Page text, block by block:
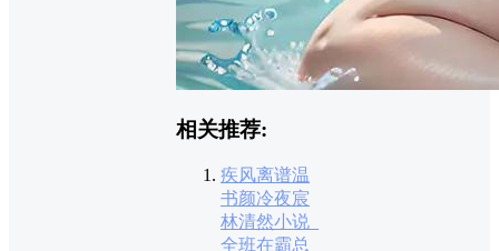
相关推荐:
疾风离谱温
书颜冷夜宸
林清然小说_
全班在霸总